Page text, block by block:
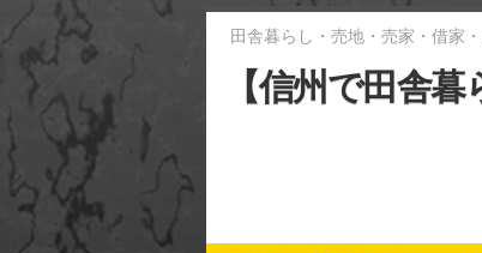
田舎暮らし・売地・売家・借家
【信州で田舎